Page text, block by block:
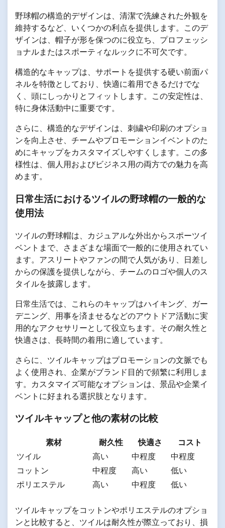
野球帽の構造的デザインは、清潔で洗練された外観を
維持するなど、いくつかの利点を提供します。このデ
ザインは、帽子が形を保つのに役立ち、プロフェッシ
ョナルまたはスポーティなルックに不可欠です。
構造的なキャップは、サポートを提供する硬い前面パ
ネルを特徴としており、快適に着用できるだけでな
く、頭にしっかりとフィットします。この安定性は、
特に身体活動中に重要です。
さらに、構造的なデザインは、刺繍や印刷のオプショ
ンを向上させ、チームやプロモーションイベントのた
めにキャップをカスタマイズしやすくします。この多
様性は、個人用およびビジネス用の両方での魅力を高
めます。
日常生活におけるツイルの野球帽の一般的な
使用法
ツイルの野球帽は、カジュアルな外出からスポーツイ
ベントまで、さまざまな場面で一般的に使用されてい
ます。アスリートやファンの間で人気があり、日差し
からの保護を提供しながら、チームのロゴや個人のス
タイルを披露します。
日常生活では、これらのキャップはハイキング、ガー
デニング、用事を済ませるなどのアウトドア活動に実
用的なアクセサリーとして役立ちます。その耐久性と
快適さは、長時間の着用に適しています。
さらに、ツイルキャップはプロモーションの文脈でも
よく使用され、企業がブランド目的で頻繁に利用しま
す。カスタマイズ可能なオプションは、景品や企業イ
ベントに好まれる選択肢となります。
ツイルキャップと他の素材の比較
素材 耐久性 快適さ
コスト
ツイル
高い 中程度
中程度
コットン
中程度 高い
低い
ポリエステル
高い 中程度 低い
ツイルキャップをコットンやポリエステルのオプショ
ンと比較すると、ツイルは耐久性が際立っており、損